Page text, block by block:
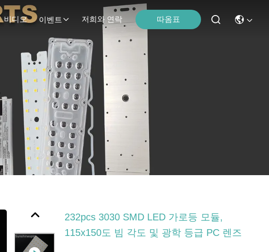
비디오 이벤트 저희와 연락 따옴표
232pcs 3030 SMD LED 가로등 모듈,
115x150도 빔 각도 및 광학 등급 PC 렌즈